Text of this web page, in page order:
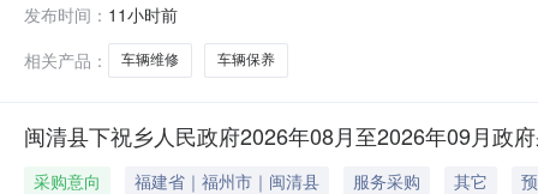
年闽清县下祝乡人民政府公务车（闽A996KL）车辆维
发布时间： 11小时前
相关产品：
车辆维修 车辆保养
闽清县下祝乡人民政府2026年08月至2026年09月政
采购意向 福建省｜福州市｜闽清县 服务采购 其它